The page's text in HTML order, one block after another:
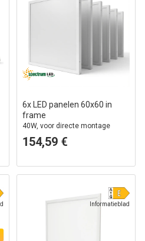
6x LED panelen 60x60 in
frame
40W, voor directe montage
154,59 €
Informatieblad